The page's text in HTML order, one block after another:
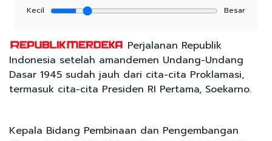
Kecil
Besar
Perjalanan Republik
Indonesia setelah amandemen Undang-Undang
Dasar 1945 sudah jauh dari cita-cita Proklamasi,
termasuk cita-cita Presiden RI Pertama, Soekarno.
Kepala Bidang Pembinaan dan Pengembangan